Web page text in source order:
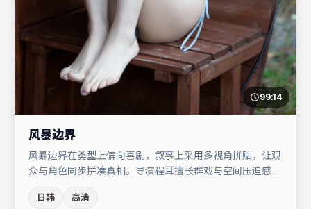
99:14
风暴边界
风暴边界在类型上偏向喜剧，叙事上采用多视角拼贴，让观
众与角色同步拼凑真相。导演程耳擅长群戏与空间压迫感，
璐的对手戏构成全片情感锚点，周迅则以细节塑造推动谜题
日韩 高清